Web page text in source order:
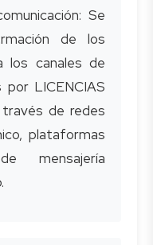
Se
de los
los canales de
por LICENCIAS
de redes
plataformas
mensajería